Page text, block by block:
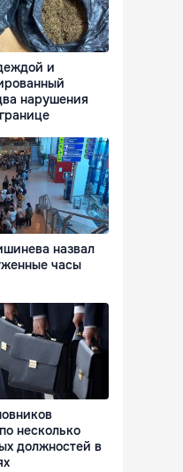
и
нарушения
назвал
часы
несколько
должностей в